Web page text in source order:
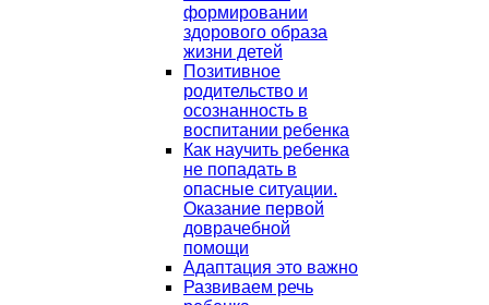
формировании
здорового образа
жизни детей
Позитивное
родительство и
осознанность в
воспитании ребенка
Как научить ребенка
не попадать в
опасные ситуации.
Оказание первой
доврачебной
помощи
Адаптация это важно
Развиваем речь